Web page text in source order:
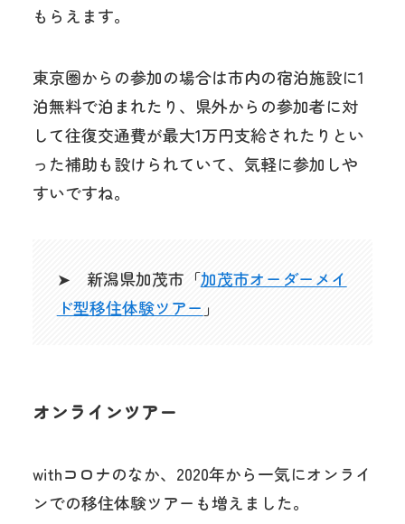
もらえます。
東京圏からの参加の場合は市内の宿泊施設に1
泊無料で泊まれたり、県外からの参加者に対
して往復交通費が最大1万円支給されたりとい
った補助も設けられていて、気軽に参加しや
すいですね。
➤ 新潟県加茂市「加茂市オーダーメイ
ド型移住体験ツアー 」
オンラインツアー
withコロナのなか、2020年から一気にオンライ
ンでの移住体験ツアーも増えました。